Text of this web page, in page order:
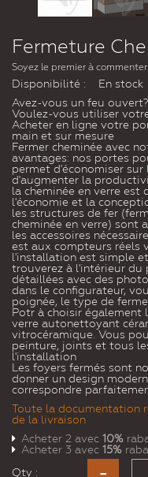
Fermeture
Soyez le premier à
Disponibilité :
En stock
Avez-vous un feu
Voulez-vous utiliser
Acheter en ligne votre
main et sur mesure
Fermer cheminée avec
avantages: nos portes
permet d'économiser
d'augmenter la
la cheminée en verre est
l'économie et la
les structures de fer
cheminée en verre) sont
les accessoires
est aux compteurs réels
l'installation est simple
trouverez à l'intérieur
détaillées avec des
dans le configurateur,
poignée, le type de
Potr à choisir également
verre autonettoyant
vitrocéramique. Vous
peinture, joints et tous
l'installation
Les foyers fermés sont
donner un design
correspondre
Toute la documentation
de la livraison
Acheter 2 avec 10%
Acheter 3 avec 15%
Qty :